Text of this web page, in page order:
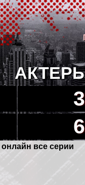
все серии